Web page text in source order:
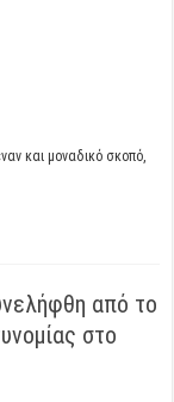
και μοναδικό σκοπό,
από το
στο